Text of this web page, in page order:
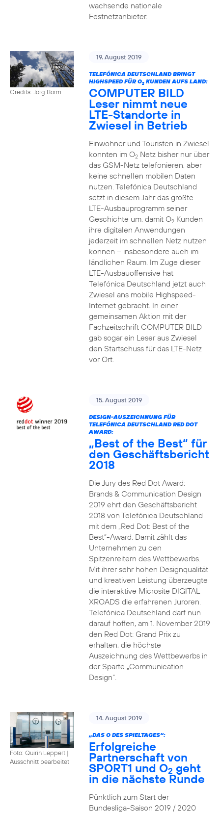
wachsende nationale
Festnetzanbieter.
Credits: Jörg Borm
19. August 2019
TELEFÓNICA DEUTSCHLAND BRINGT
HIGHSPEED FÜR O2KUNDEN AUFS LAND:
COMPUTER BILD
Leser nimmt neue
LTE-Standorte in
Zwiesel in Betrieb
Einwohner und Touristen in Zwiesel
konnten im O2Netz bisher nur über
das GSM-Netz telefonieren, aber
keine schnellen mobilen Daten
nutzen. Telefónica Deutschland
setzt in diesem Jahr das größte
LTE-Ausbauprogramm seiner
Geschichte um, damit O2Kunden
ihre digitalen Anwendungen
jederzeit im schnellen Netz nutzen
können – insbesondere auch im
ländlichen Raum. Im Zuge dieser
LTE-Ausbauoffensive hat
Telefónica Deutschland jetzt auch
Zwiesel ans mobile Highspeed-
Internet gebracht. In einer
gemeinsamen Aktion mit der
Fachzeitschrift COMPUTER BILD
gab sogar ein Leser aus Zwiesel
den Startschuss für das LTE-Netz
vor Ort.
15. August 2019
DESIGN-AUSZEICHNUNG FÜR
TELEFÓNICA DEUTSCHLAND RED DOT
AWARD:
„Best of the Best“ für
den Geschäftsbericht
2018
Die Jury des Red Dot Award:
Brands & Communication Design
2019 ehrt den Geschäftsbericht
2018 von Telefónica Deutschland
mit dem „Red Dot: Best of the
Best“-Award. Damit zählt das
Unternehmen zu den
Spitzenreitern des Wettbewerbs.
Mit ihrer sehr hohen Designqualität
und kreativen Leistung überzeugte
die interaktive Microsite DIGITAL
XROADS die erfahrenen Juroren.
Telefónica Deutschland darf nun
darauf hoffen, am 1. November 2019
den Red Dot: Grand Prix zu
erhalten, die höchste
Auszeichnung des Wettbewerbs in
der Sparte „Communication
Design“.
Foto: Quirin Leppert |
Ausschnitt bearbeitet
14. August 2019
„DAS O DES SPIELTAGES“:
Erfolgreiche
Partnerschaft von
SPORT1 und O2 geht
in die nächste Runde
Pünktlich zum Start der
Bundesliga-Saison 2019 / 2020